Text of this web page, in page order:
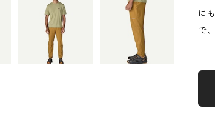
に
で